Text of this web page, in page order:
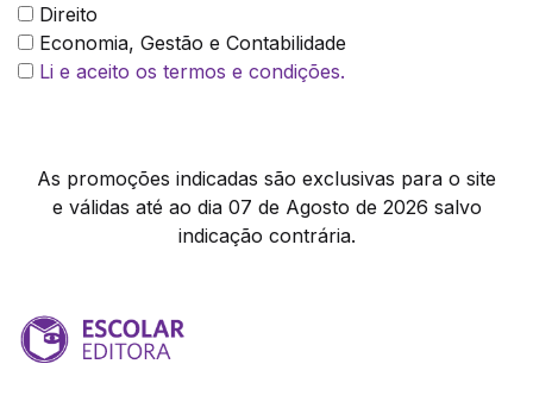
Direito
Economia, Gestão e Contabilidade
Li e aceito os termos e condições.
As promoções indicadas são exclusivas para o site
e válidas até ao dia 07 de Agosto de 2026 salvo
indicação contrária.